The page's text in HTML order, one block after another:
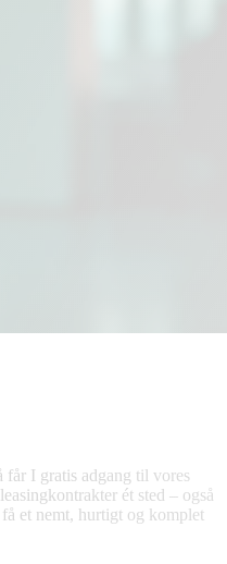
får I gratis adgang til vores
ét sted – også
et nemt, hurtigt og komplet